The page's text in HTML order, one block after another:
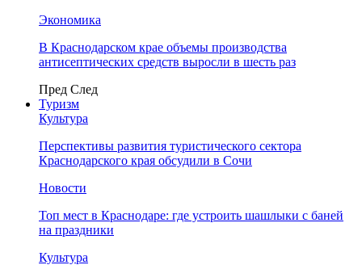
Экономика
В Краснодарском крае объемы производства
антисептических средств выросли в шесть раз
Пред След
Туризм
Культура
Перспективы развития туристического сектора
Краснодарского края обсудили в Сочи
Новости
Топ мест в Краснодаре: где устроить шашлыки с баней
на праздники
Культура